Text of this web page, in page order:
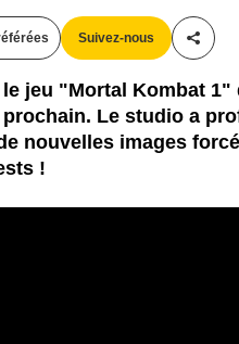
Suivez-nous
jeu "Mortal Kombat 1"
Le studio a
nouvelles images
!